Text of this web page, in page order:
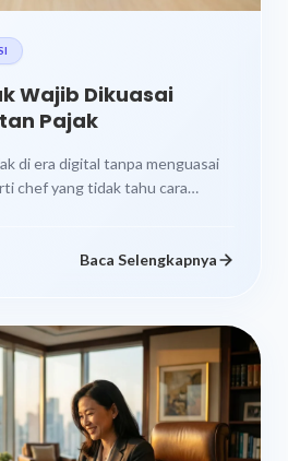
Wajib Dikuasai
Pajak
di era digital tanpa menguasai
chef yang tidak tahu cara
Baca Selengkapnya